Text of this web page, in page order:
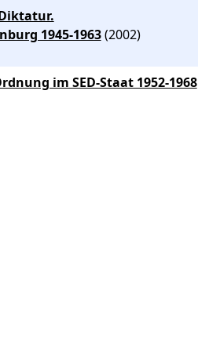
1945-1963(2002)
im SED-Staat 1952-1968